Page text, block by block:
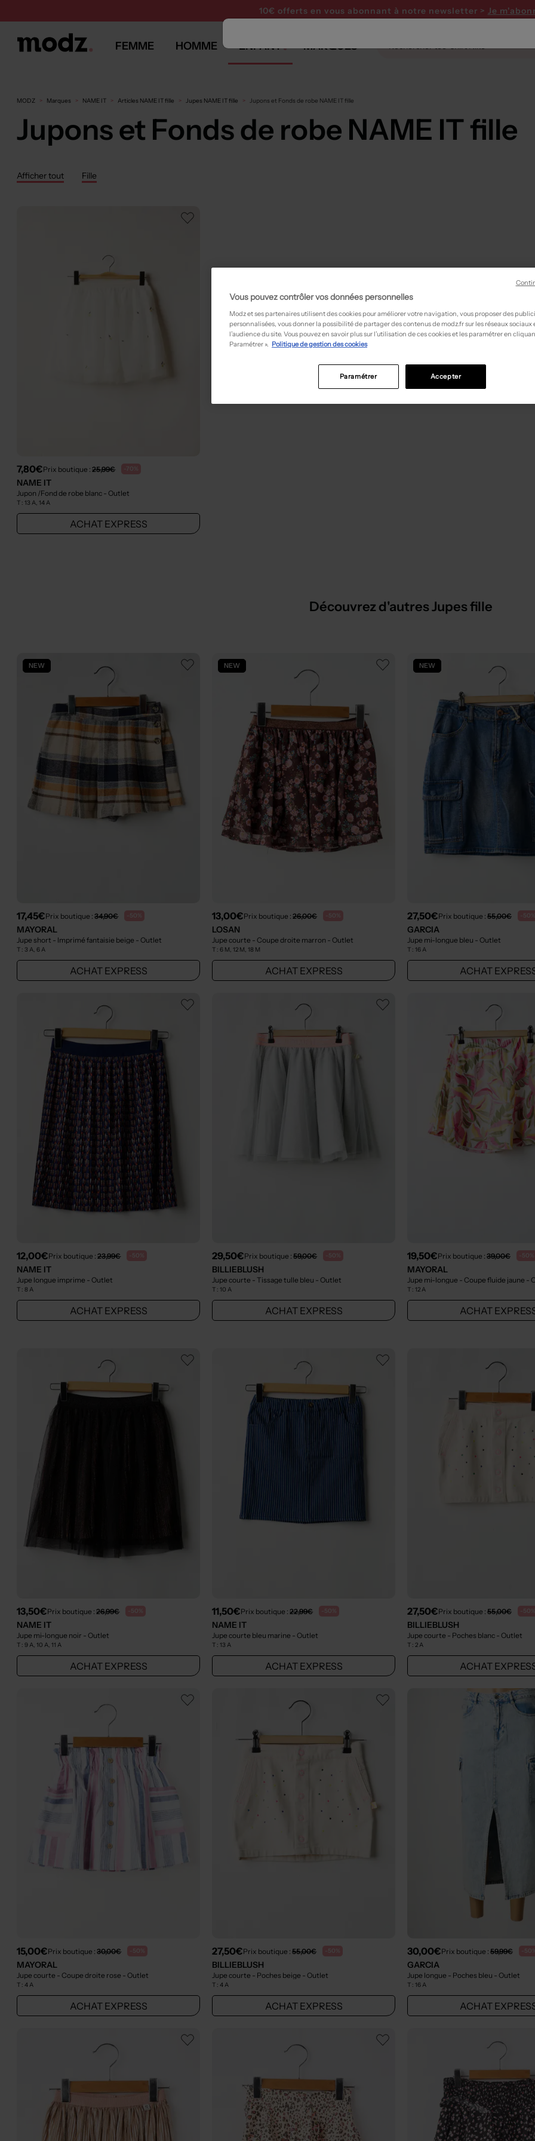
10€ offerts en vous abonnant à notre newsletter > Je
FEMME HOMME ENFANT MARQUES
MODZ Marques NAME IT Articles NAME IT fille Jupes NAME IT fille Jupons et Fonds de robe NAME IT fille
Jupons et Fonds de robe NAME IT fille
Afficher tout Fille
7,80€Prix boutique :25,99€ -70%
NAME IT
Jupon /Fond de robe blanc - Outlet
T :13 A, 14 A
ACHAT EXPRESS
Découvrez d'autres Jupes fille
NEW
17,45€Prix boutique :34,90€ -50%
MAYORAL
Jupe short - Imprimé fantaisie beige - Outlet
T :3 A, 6 A
ACHAT EXPRESS
NEW
13,00€Prix boutique :26,00€ -50%
LOSAN
Jupe courte - Coupe droite marron - Outlet
T :6 M, 12 M, 18 M
ACHAT EXPRESS
NEW
27,50€Prix boutique : 55,00€ -50%
GARCIA
Jupe mi-longue bleu - Outlet
T : 16 A
ACHAT
12,00€Prix boutique :23,99€ -50%
NAME IT
Jupe longue imprime - Outlet
T :8 A
ACHAT EXPRESS
29,50€Prix boutique :59,00€ -50%
BILLIEBLUSH
Jupe courte - Tissage tulle bleu - Outlet
T :10 A
ACHAT EXPRESS
19,50€Prix boutique : 39,00€ -50%
MAYORAL
Jupe mi-longue - Coupe fluide jaune -
T : 12 A
ACHAT
13,50€Prix boutique :26,99€ -50%
NAME IT
Jupe mi-longue noir - Outlet
T :9 A, 10 A, 11 A
ACHAT EXPRESS
11,50€Prix boutique :22,99€ -50%
NAME IT
Jupe courte bleu marine - Outlet
T :13 A
ACHAT EXPRESS
27,50€Prix boutique : 55,00€ -50%
BILLIEBLUSH
Jupe courte - Poches blanc - Outlet
T : 2 A
ACHAT
15,00€Prix boutique :30,00€ -50%
MAYORAL
Jupe courte - Coupe droite rose - Outlet
T :4 A
ACHAT EXPRESS
27,50€Prix boutique :55,00€ -50%
BILLIEBLUSH
Jupe courte - Poches beige - Outlet
T :4 A
ACHAT EXPRESS
30,00€Prix boutique : 59,99€ -
GARCIA
Jupe longue - Poches bleu - Outlet
T : 16 A
ACHAT
Vous pouvez contrôler vos données personnelles
Modz et ses partenaires utilisent des cookies pour améliorer votre navigation, vous proposer des
personnalisées, vous donner la possibilité de partager des contenus de modz.fr sur les réseaux sociaux
l’audience du site. Vous pouvez en savoir plus sur l’utilisation de ces cookies et les paramétrer en
Paramétrer ». Politique de gestion des cookies
Accepter
Paramétrer